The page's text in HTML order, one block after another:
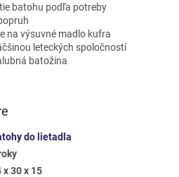
batohu podľa potreby
na výsuvné madlo kufra
leteckých spoločností
batožina
do lietadla
x 30 x 15